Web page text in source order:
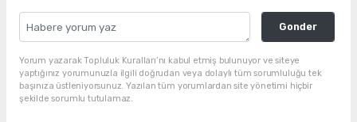
Gonder
Yorum yazarak Topluluk Kuralları’nı kabul etmiş bulunuyor ve siteye
yaptığınız yorumunuzla ilgili doğrudan veya dolaylı tüm sorumluluğu tek
başınıza üstleniyorsunuz. Yazılan tüm yorumlardan site yönetimi hiçbir
şekilde sorumlu tutulamaz.